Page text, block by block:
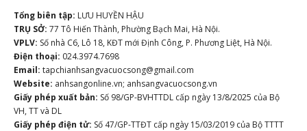
Tổng biên tập: LƯU HUYỀN HẬU
TRỤ SỞ: 77 Tô Hiến Thành, Phường Bạch Mai, Hà Nội.
VPLV: Số nhà C6, Lô 18, KĐT mới Định Công, P. Phương Liệt, Hà Nội.
Điện thoại: 024.3974.7698
Email: tapchianhsangvacuocsong@gmail.com
Website: anhsangonline.vn; anhsangvacuocsong.vn
Giấy phép xuất bản: Số 98/GP-BVHTTDL cấp ngày 13/8/2025 của Bộ
VH, TT và DL
Giấy phép điện tử: Số 47/GP-TTĐT cấp ngày 15/03/2019 của Bộ TTTT